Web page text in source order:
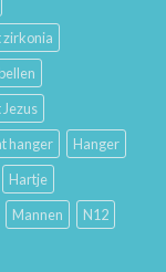
zirkonia
hanger
Hanger
Hartje
Mannen
N12